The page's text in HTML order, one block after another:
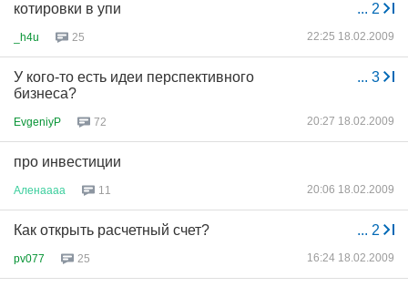
... 2
котировки в упи
_h4u 25 22:25 18.02.2009
... 3
У кого-то есть идеи перспективного
бизнеса?
EvgeniyP 72 20:27 18.02.2009
про инвестиции
Аленаааа 11 20:06 18.02.2009
... 2
Как открыть расчетный счет?
pv077 25 16:24 18.02.2009